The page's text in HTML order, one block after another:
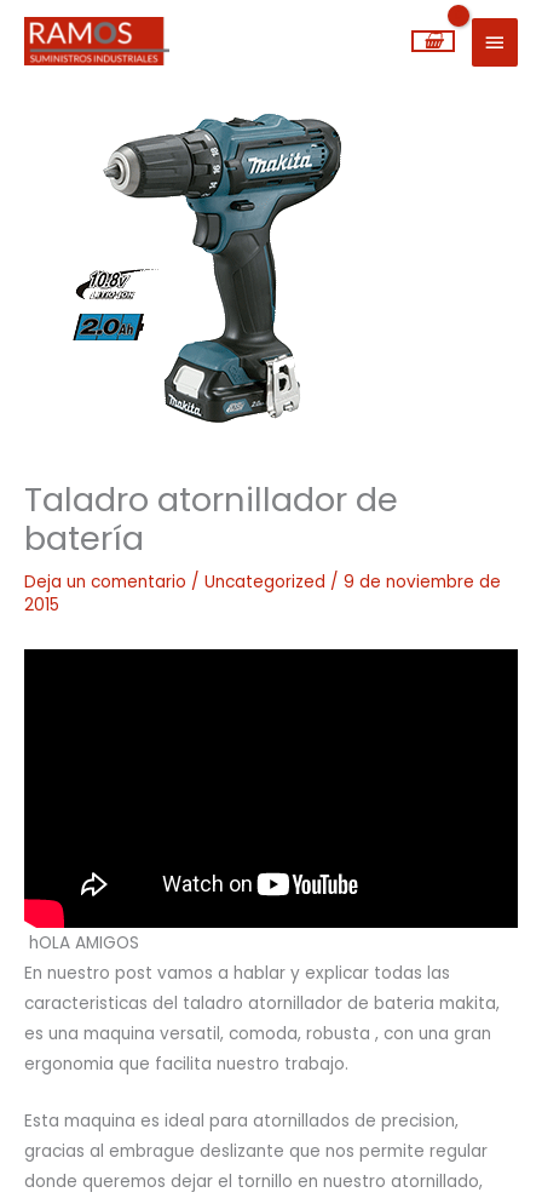
MENÚ
Taladro atornillador de
batería
Deja un comentario / Uncategorized / 9 de noviembre de
2015
hOLA AMIGOS
En nuestro post vamos a hablar y explicar todas las
caracteristicas del taladro atornillador de bateria makita,
es una maquina versatil, comoda, robusta , con una gran
ergonomia que facilita nuestro trabajo.
Esta maquina es ideal para atornillados de precision,
gracias al embrague deslizante que nos permite regular
donde queremos dejar el tornillo en nuestro atornillado,